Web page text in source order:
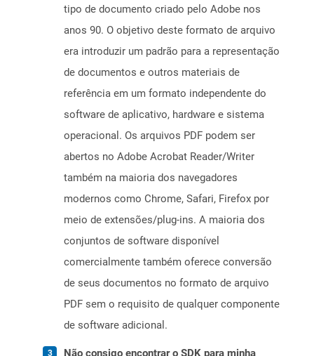
tipo de documento criado pelo Adobe nos
anos 90. O objetivo deste formato de arquivo
era introduzir um padrão para a representação
de documentos e outros materiais de
referência em um formato independente do
software de aplicativo, hardware e sistema
operacional. Os arquivos PDF podem ser
abertos no Adobe Acrobat Reader/Writer
também na maioria dos navegadores
modernos como Chrome, Safari, Firefox por
meio de extensões/plug-ins. A maioria dos
conjuntos de software disponível
comercialmente também oferece conversão
de seus documentos no formato de arquivo
PDF sem o requisito de qualquer componente
de software adicional.
Não consigo encontrar o SDK para minha